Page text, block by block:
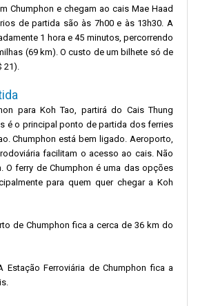
Chumphon e chegam ao cais Mae Haad
de partida são às 7h00 e às 13h30. A
1 hora e 45 minutos, percorrendo
(69 km). O custo de um bilhete só de
21).
para Koh Tao, partirá do Cais Thung
é o principal ponto de partida dos ferries
Chumphon está bem ligado. Aeroporto,
facilitam o acesso ao cais. Não
O ferry de Chumphon é uma das opções
para quem quer chegar a Koh
de Chumphon fica a cerca de 36 km do
Estação Ferroviária de Chumphon fica a